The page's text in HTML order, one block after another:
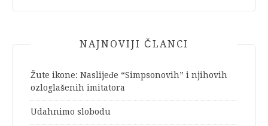
NAJNOVIJI ČLANCI
Žute ikone: Naslijeđe “Simpsonovih” i njihovih
ozloglašenih imitatora
Udahnimo slobodu